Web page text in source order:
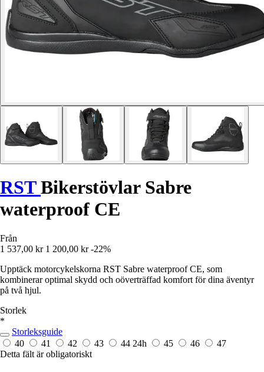
RSTBikerstövlar Sabre
waterproof CE
Från
1 537,00 kr 1 200,00 kr -22%
Upptäck motorcykelskorna RST Sabre waterproof CE, som
kombinerar optimal skydd och oöverträffad komfort för dina äventyr
på två hjul.
Storlek
*
Storleksguide
40
41 42 43 44 24h 45 46
47
Detta fält är obligatoriskt